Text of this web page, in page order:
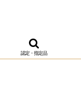
認定・指定品